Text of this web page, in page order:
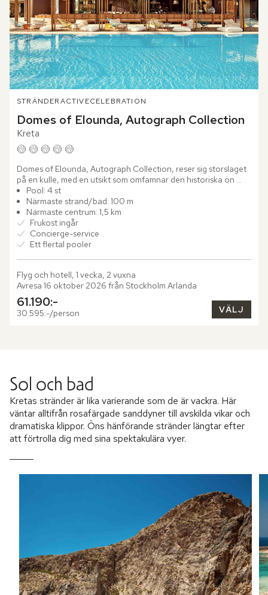
STRÄNDERACTIVECELEBRATION
Domes of Elounda, Autograph Collection
Kreta
Domes of Elounda, Autograph Collection, reser sig storslaget
på en kulle, med en utsikt som omfamnar den historiska ön
Spinalonga. Hotellet framstår som ett levande konstverk, där...
Pool: 4 st
Närmaste strand/bad: 100 m
Närmaste centrum: 1,5 km
Frukost ingår
Concierge-service
Ett flertal pooler
Flyg och hotell, 1 vecka, 2 vuxna
Avresa 16 oktober 2026 från Stockholm Arlanda
61.190:-
30.595:-/person VÄLJ
Sol och bad
Kretas stränder är lika varierande som de är vackra. Här
väntar alltifrån rosafärgade sanddyner till avskilda vikar och
dramatiska klippor. Öns hänförande stränder längtar efter
att förtrolla dig med sina spektakulära vyer.